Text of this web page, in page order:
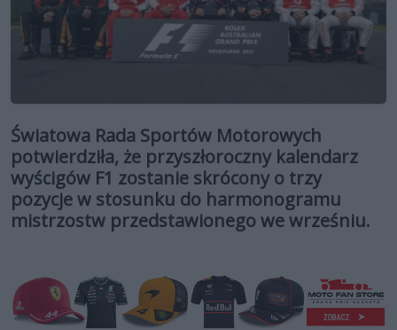
Światowa Rada Sportów Motorowych
potwierdziła, że przyszłoroczny kalendarz
wyścigów F1 zostanie skrócony o trzy
pozycje w stosunku do harmonogramu
mistrzostw przedstawionego we wrześniu.